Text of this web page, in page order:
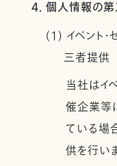
4. 個人情報の
(1) イベント
三者提供
当社はイ
催企業等
ている場
供を行い